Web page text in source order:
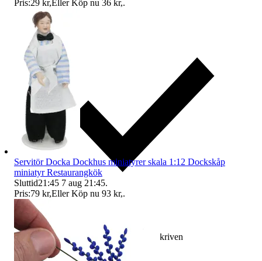
Ersättning om varan inte är som beskriven
Pris:29 kr, Eller Köp nu 36 kr,.
Servitör Docka Dockhus miniatyrer skala 1:12 Dockskåp
miniatyr Restaurangkök
Sluttid21:45 7 aug 21:45.
Pris:79 kr,Eller Köp nu 93 kr,.